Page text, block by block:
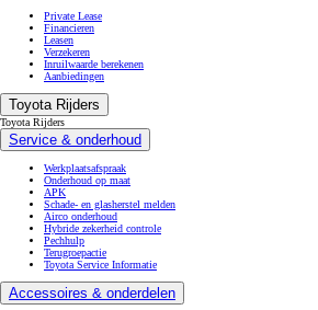
Private Lease
Financieren
Leasen
Verzekeren
Inruilwaarde berekenen
Aanbiedingen
Toyota Rijders
Toyota Rijders
Service & onderhoud
Werkplaatsafspraak
Onderhoud op maat
APK
Schade- en glasherstel melden
Airco onderhoud
Hybride zekerheid controle
Pechhulp
Terugroepactie
Toyota Service Informatie
Accessoires & onderdelen